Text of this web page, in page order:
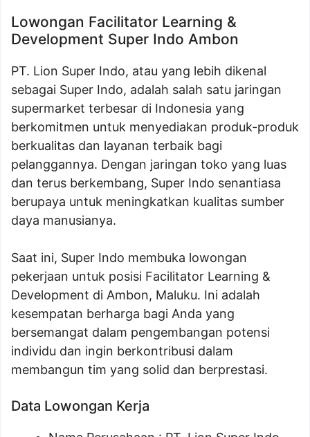
Lowongan Facilitator Learning &
Development Super Indo Ambon
PT. Lion Super Indo, atau yang lebih dikenal
sebagai Super Indo, adalah salah satu jaringan
supermarket terbesar di Indonesia yang
berkomitmen untuk menyediakan produk-produk
berkualitas dan layanan terbaik bagi
pelanggannya. Dengan jaringan toko yang luas
dan terus berkembang, Super Indo senantiasa
berupaya untuk meningkatkan kualitas sumber
daya manusianya.
Saat ini, Super Indo membuka lowongan
pekerjaan untuk posisi Facilitator Learning &
Development di Ambon, Maluku. Ini adalah
kesempatan berharga bagi Anda yang
bersemangat dalam pengembangan potensi
individu dan ingin berkontribusi dalam
membangun tim yang solid dan berprestasi.
Data Lowongan Kerja